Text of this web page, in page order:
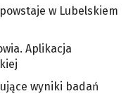
w Lubelskiem
Aplikacja
wyniki badań